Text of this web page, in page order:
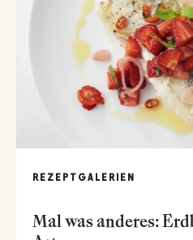
REZEPTGALERIEN
Mal was anderes: